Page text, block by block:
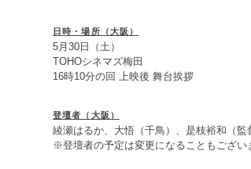
日時・場所（大阪）
5月30日（土）
TOHOシネマズ梅田
16時10分の回 上映後 舞台挨拶
登壇者（大阪）
綾瀬はるか、大悟（千鳥）、是枝裕和（監
※登壇者の予定は変更になることもござい